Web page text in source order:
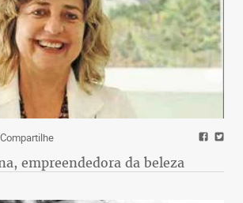
empreendedora da beleza